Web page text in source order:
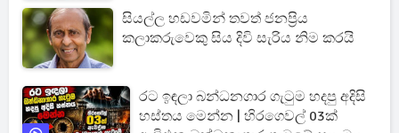
සියල්ල හඩවමින් තවත් ජනප්‍රිය
කලාකරුවෙකු සිය දිවි සැරිය නිම කරයි
රට ඉඳලා බන්ධනගාර ගැටුම හදපු අදිසි
හස්තය මෙන්න | හිරගෙවල් 03ක්